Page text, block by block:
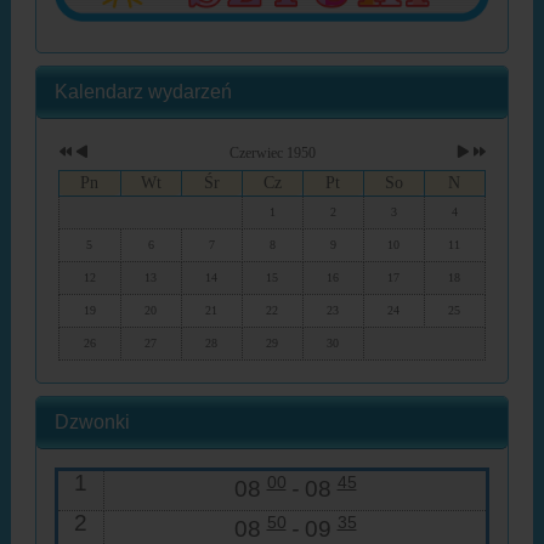
Kalendarz wydarzeń
Czerwiec 1950
Pn Wt Śr Cz Pt So N
1 2 4
5 7 10 11
12 13 14 15 16 17 18
19 20 21 22 23 24 25
26 27 28 29
Dzwonki
1 08 00 - 08 45
2 08 50 - 09 35